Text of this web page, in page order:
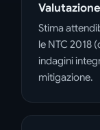
Stima
le NTC 2018
indagini
mitigazione.